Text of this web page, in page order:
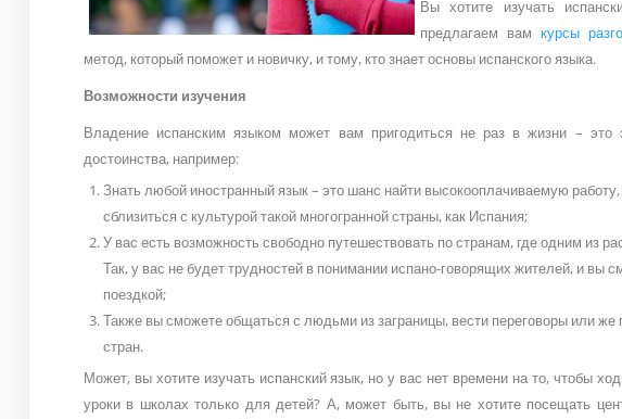
Вы хотите изучать
предлагаем вамкурсы
метод, который поможет и новичку, и тому, кто знает основы испанского языка.
Возможности изучения
Владение испанским языком может вам пригодиться не раз в жизни –
достоинства, например:
Знать любой иностранный язык – это шанс найти высокооплачиваемую
сблизиться с культурой такой многогранной страны, как Испания;
У вас есть возможность свободно путешествовать по странам, где одним из
Так, у вас не будет трудностей в понимании испано-говорящих жителей, и вы
поездкой;
Также вы сможете общаться с людьми из заграницы, вести переговоры или же
стран.
Может, вы хотите изучать испанский язык, но у вас нет времени на то, чтобы
уроки в школах только для детей? А, может быть, вы не хотите посещать